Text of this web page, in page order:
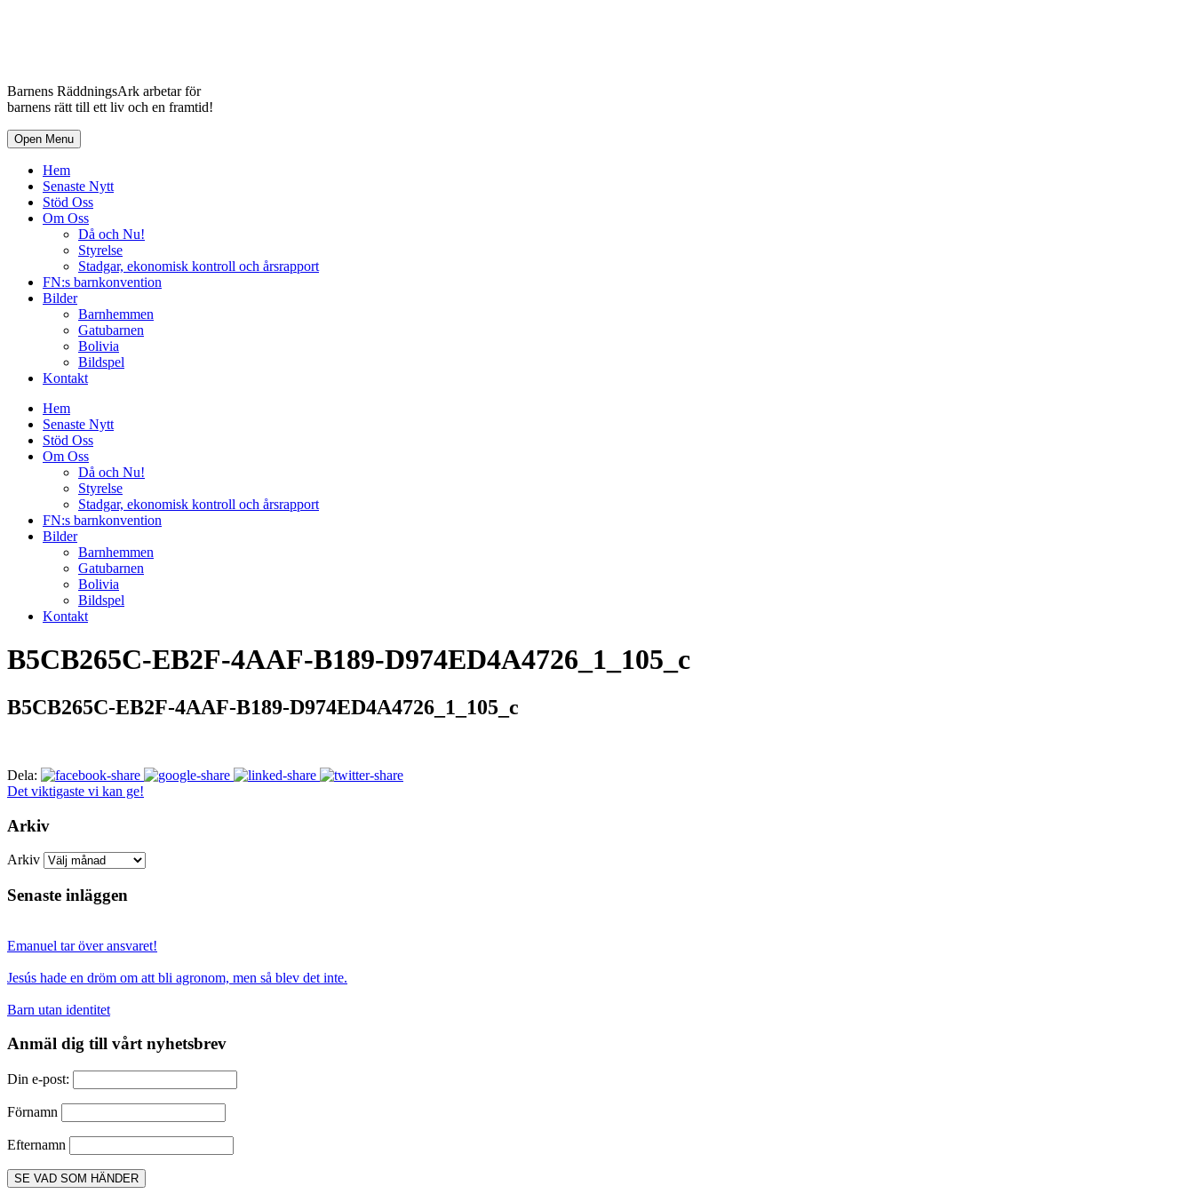
Barnens RäddningsArk arbetar för
barnens rätt till ett liv och en framtid!
Open Menu
Hem
Senaste Nytt
Stöd Oss
Om Oss
Då och Nu!
Styrelse
Stadgar, ekonomisk kontroll och årsrapport
FN:s barnkonvention
Bilder
Barnhemmen
Gatubarnen
Bolivia
Bildspel
Kontakt
Hem
Senaste Nytt
Stöd Oss
Om Oss
Då och Nu!
Styrelse
Stadgar, ekonomisk kontroll och årsrapport
FN:s barnkonvention
Bilder
Barnhemmen
Gatubarnen
Bolivia
Bildspel
Kontakt
B5CB265C-EB2F-4AAF-B189-D974ED4A4726_1_105_c
B5CB265C-EB2F-4AAF-B189-D974ED4A4726_1_105_c
Dela:
Det viktigaste vi kan ge!
Arkiv
Arkiv
Senaste inläggen
Emanuel tar över ansvaret!
Jesús hade en dröm om att bli agronom, men så blev det inte.
Barn utan identitet
Anmäl dig till vårt nyhetsbrev
Din e-post:
Förnamn
Efternamn